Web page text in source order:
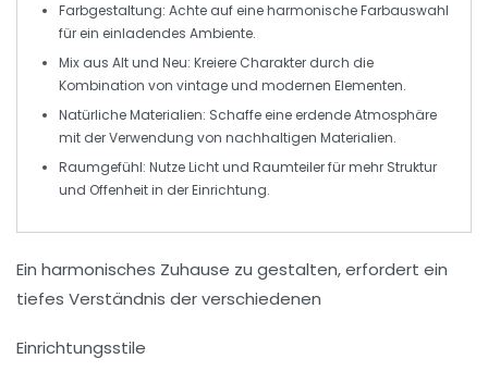
Farbgestaltung: Achte auf eine harmonische Farbauswahl
für ein einladendes Ambiente.
Mix aus Alt und Neu: Kreiere Charakter durch die
Kombination von vintageund modernen Elementen.
Natürliche Materialien: Schaffe eine erdende Atmosphäre
mit der Verwendung von nachhaltigen Materialien.
Raumgefühl: NutzeLichtund Raumteiler für mehr Struktur
und Offenheit in der Einrichtung.
Ein harmonisches Zuhause zu gestalten, erfordert ein
tiefes Verständnis der verschiedenen
Einrichtungsstile